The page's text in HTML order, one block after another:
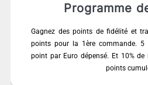
Programme
Gagnez des points de fidélité et
points pour la 1ère commande. 5
point par Euro dépensé. Et 10%
points